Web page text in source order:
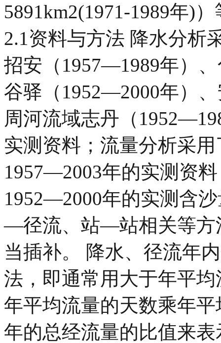
5891km2(1971-1989年)
2.1资料与方法 降水分析
招安（1957—1989年）
谷驿（1952—2000年）
周河流域志丹（
实测资料；流量分析采
1957—2003年的实测资
1952—2000年的实测含
—径流、站—站相关等方
当插补。 降水、径流年
法，即通常用大于年平
年平均流量的天数乘年
年的总经流量的比值来